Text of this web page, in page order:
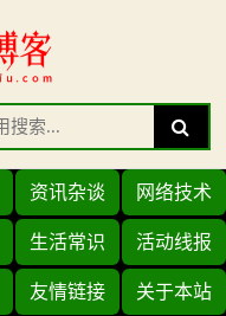
Search
资讯杂谈 网络技术
生活常识 活动线报
友情链接 关于本站